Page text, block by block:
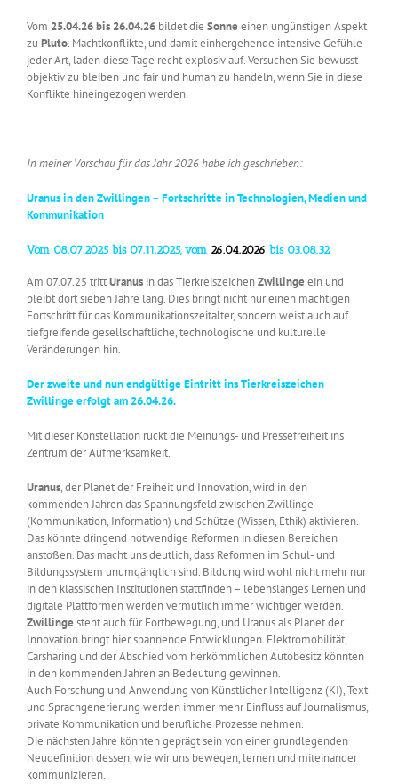
Vom 25.04.26 bis 26.04.26 bildet die Sonne einen ungünstigen Aspekt
zu Pluto. Machtkonflikte, und damit einhergehende intensive Gefühle
jeder Art, laden diese Tage recht explosiv auf. Versuchen Sie bewusst
objektiv zu bleiben und fair und human zu handeln, wenn Sie in diese
Konflikte hineingezogen werden.
In meiner Vorschau für das Jahr 2026 habe ich geschrieben:
Uranus in den Zwillingen – Fortschritte in Technologien, Medien und
Kommunikation
Vom 08.07.2025 bis 07.11.2025, vom 26.04.2026 bis 03.08.32
Am 07.07.25 trittUranus in das TierkreiszeichenZwillinge ein und
bleibt dort sieben Jahre lang. Dies bringt nicht nur einen mächtigen
Fortschritt für das Kommunikationszeitalter, sondern weist auch auf
tiefgreifende gesellschaftliche, technologische und kulturelle
Veränderungen hin.
Der zweite und nun endgültige Eintritt ins Tierkreiszeichen
Zwillinge erfolgt am 26.04.26.
Mit dieser Konstellation rückt die Meinungs- und Pressefreiheit ins
Zentrum der Aufmerksamkeit.
Uranus, der Planet der Freiheit und Innovation, wird in den
kommenden Jahren das Spannungsfeld zwischen Zwillinge
(Kommunikation, Information) und Schütze (Wissen, Ethik) aktivieren.
Das könnte dringend notwendige Reformen in diesen Bereichen
anstoßen. Das macht uns deutlich, dass Reformen im Schul- und
Bildungssystem unumgänglich sind. Bildung wird wohl nicht mehr nur
in den klassischen Institutionen stattfinden – lebenslanges Lernen und
digitale Plattformen werden vermutlich immer wichtiger werden.
Zwillinge steht auch für Fortbewegung, und Uranus als Planet der
Innovation bringt hier spannende Entwicklungen. Elektromobilität,
Carsharing und der Abschied vom herkömmlichen Autobesitz könnten
in den kommenden Jahren an Bedeutung gewinnen.
Auch Forschung und Anwendung von Künstlicher Intelligenz (KI), Text-
und Sprachgenerierung werden immer mehr Einfluss auf Journalismus,
private Kommunikation und berufliche Prozesse nehmen.
Die nächsten Jahre könnten geprägt sein von einer grundlegenden
Neudefinition dessen, wie wir uns bewegen, lernen und miteinander
kommunizieren.